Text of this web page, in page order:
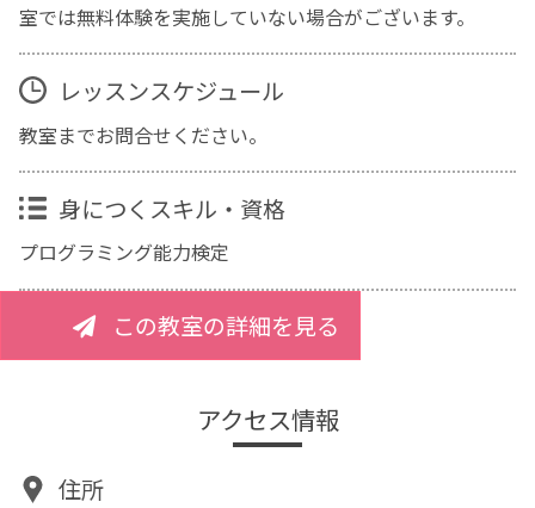
室では無料体験を実施していない場合がございます。
レッスンスケジュール
教室までお問合せください。
身につくスキル・資格
プログラミング能力検定
この教室の詳細を見る
アクセス情報
住所